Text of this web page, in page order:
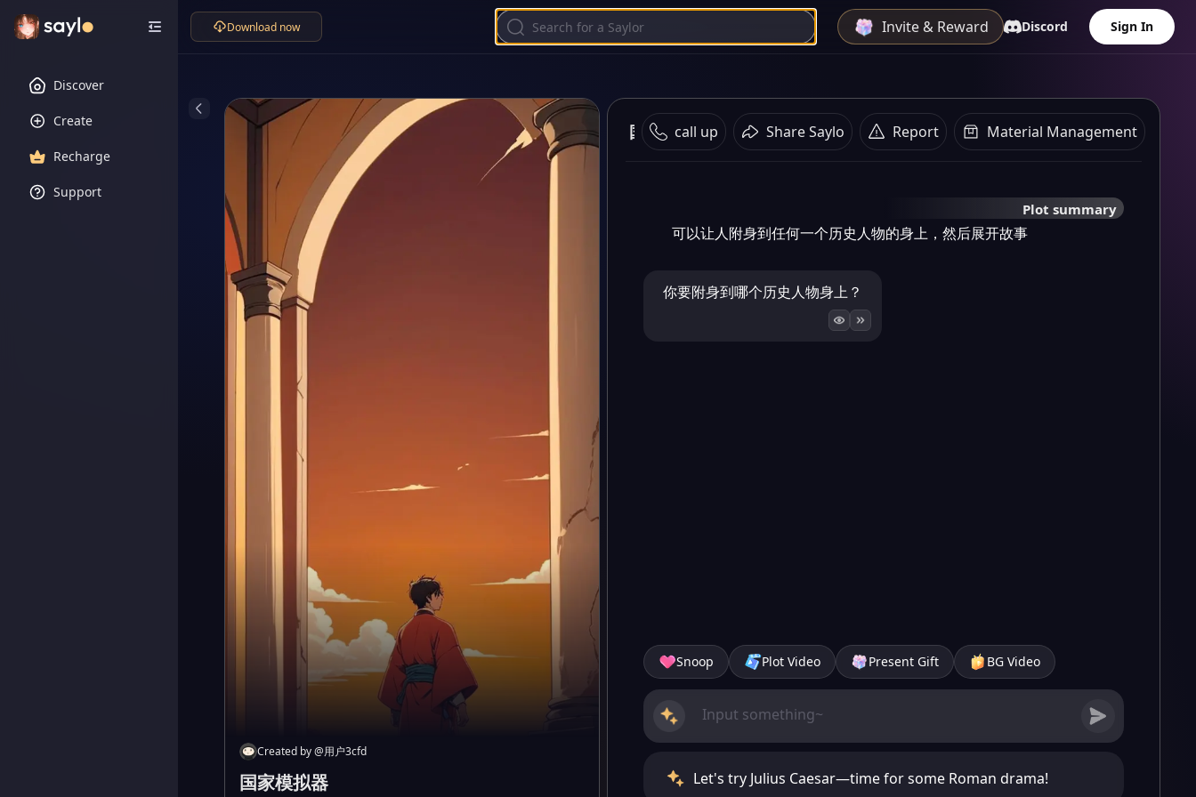
Discover
Create
Recharge
Support
Download now Invite & Reward Discord Sign In
Created by@用户3cfd
国家模拟器
国家模拟器 call up Share Saylo Report Material Management
Plot summary
可以让人附身到任何一个历史人物的身上，然后展开故事
你要附身到哪个历史人物身上？
Snoop Plot Video Present Gift BG Video
Let's try Julius Caesar—time for some Roman drama!